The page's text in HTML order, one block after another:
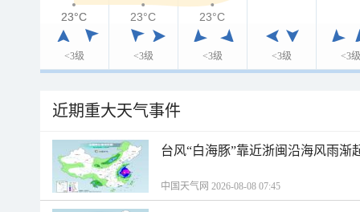
<3级 <3级 <3级 <3级 <3级
23°C
23°C 23°C 23°C
近期重大天气事件
台风“白海豚”靠近浙闽沿海风雨渐
中国天气网 2026-08-08 07:45